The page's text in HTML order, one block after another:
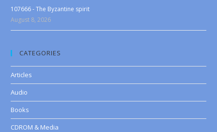
107666 - The Byzantine spirit
August 8, 2026
CATEGORIES
Articles
Audio
Books
CDROM & Media